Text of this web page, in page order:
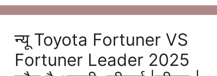
न्यू Toyota Fortuner VS
Fortuner Leader 2025